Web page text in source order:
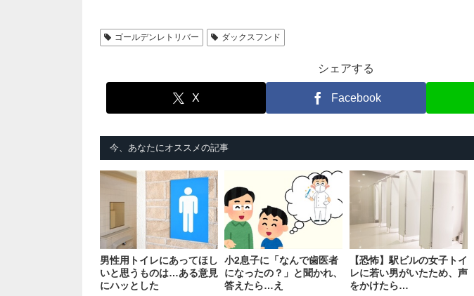
ゴールデンレトリバー ダックスフンド
シェアする
X Facebook
今、あなたにオススメの記事
男性用トイレにあってほし
いと思うものは…ある意見
にハッとした
小2息子に「なんで歯医者
になったの？」と聞かれ、
答えたら…え
【恐怖】駅ビルの女子トイ
レに若い男がいたため、声
をかけたら…